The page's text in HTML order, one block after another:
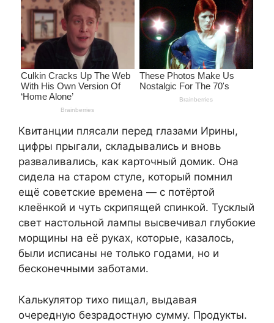
Квитанции плясали перед глазами Ирины,
цифры прыгали, складывались и вновь
разваливались, как карточный домик. Она
сидела на старом стуле, который помнил
ещё советские времена — с потёртой
клеёнкой и чуть скрипящей спинкой. Тусклый
свет настольной лампы высвечивал глубокие
морщины на её руках, которые, казалось,
были исписаны не только годами, но и
бесконечными заботами.
Калькулятор тихо пищал, выдавая
очередную безрадостную сумму. Продукты.